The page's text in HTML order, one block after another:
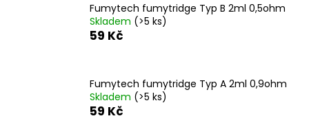
Fumytech fumytridge Typ B 2ml 0,5ohm
Skladem (>5 ks)
59 Kč
Fumytech fumytridge Typ A 2ml 0,9ohm
Skladem (>5 ks)
59 Kč